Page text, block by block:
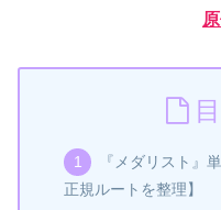
『メダリスト』
正規ルートを整理】